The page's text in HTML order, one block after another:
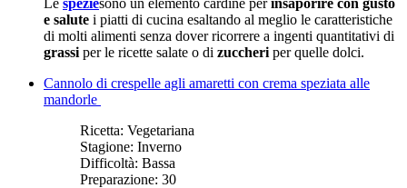
e salute i piatti di cucina esaltando al meglio le caratteristiche
di molti alimenti senza dover ricorrere a ingenti quantitativi di
grassi per le ricette salate o di zuccheri per quelle dolci.
Cannolo di crespelle agli amaretti con crema speziata alle
mandorle
Ricetta: Vegetariana
Stagione: Inverno
Difficoltà: Bassa
Preparazione: 30